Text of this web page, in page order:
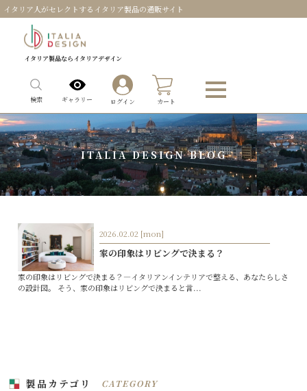
イタリア人がセレクトするイタリア製品の通販サイト
イタリア製品ならイタリアデザイン
検索 ギャラリー ログイン カート
ITALIA DESIGN BLOG
2026.02.02 [mon]
家の印象はリビングで決まる？
家の印象はリビングで決まる？—イタリアンインテリアで整える、あなたらしさ
の設計図。 そう、家の印象はリビングで決まると言...
製品カテゴリ CATEGORY